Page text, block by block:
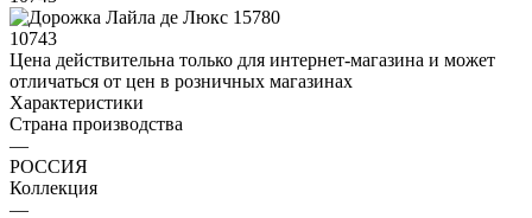
Цена действительна только для интернет-магазина и может
отличаться от цен в розничных магазинах
Характеристики
Страна производства
—
РОССИЯ
Коллекция
—